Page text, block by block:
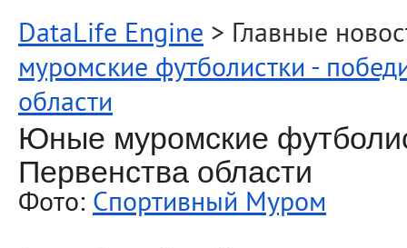
DataLife Engine > Главные
муромские футболистки -
области
Юные муромские
Первенства области
Фото: Спортивный Муром